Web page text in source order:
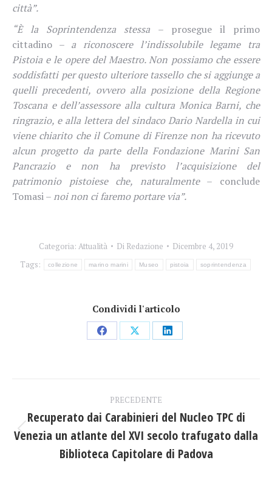
città”.
“È la Soprintendenza stessa – prosegue il primo
cittadino – a riconoscere l’indissolubile legame tra
Pistoia e le opere del Maestro. Non possiamo che essere
soddisfatti per questo ulteriore tassello che si aggiunge a
quelli precedenti, ovvero alla posizione della Regione
Toscana e dell’assessore alla cultura Monica Barni, che
ringrazio, e alla lettera del sindaco Dario Nardella in cui
viene chiarito che il Comune di Firenze non ha ricevuto
alcun progetto da parte della Fondazione Marini San
Pancrazio e non ha previsto l’acquisizione del
patrimonio pistoiese che, naturalmente– conclude
Tomasi –noi non ci faremo portare via”.
Categoria: Attualità Di Redazione
Dicembre 4, 2019
Tags:
collezione marino marini Museo pistoia soprintendenza
Condividi l'articolo
CondividiCondividiCondividi
tra
i
PRECEDENTE
Post
precedente:
Recuperato dai Carabinieri del Nucleo TPC di
Venezia un atlante del XVI secolo trafugato dalla
Biblioteca Capitolare di Padova